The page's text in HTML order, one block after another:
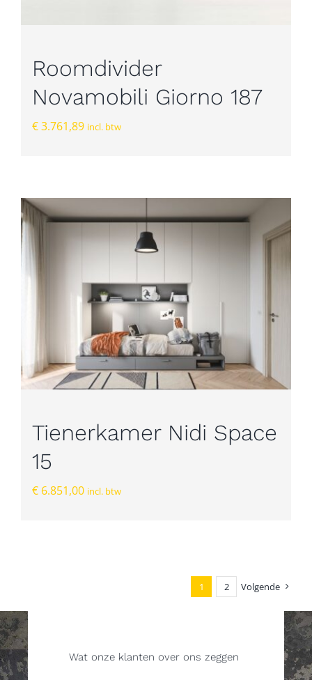
Roomdivider
Novamobili Giorno 187
€3.761,89 incl. btw
Tienerkamer Nidi Space
15
€6.851,00 incl. btw
1 2 Volgende
Wat onze klanten over ons zeggen